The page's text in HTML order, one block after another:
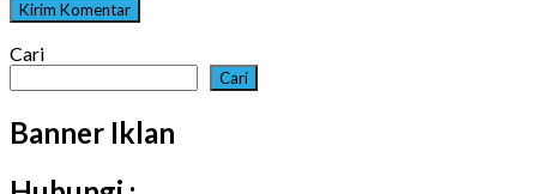
Cari
Cari
Banner Iklan